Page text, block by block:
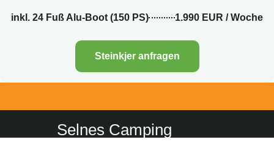
inkl. 24 Fuß Alu-Boot (150 PS) 1.990 EUR / Woche
Steinkjer anfragen
Selnes Camping